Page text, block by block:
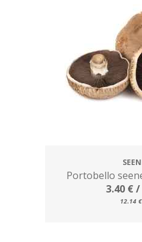
Portobello
3.40 €/
12.14 €